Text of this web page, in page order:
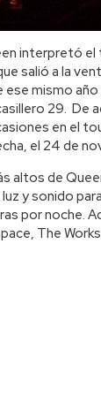
interpretó el
salió a la
mismo
29. De
en el
el 24 de
altos de
y sonido
por noche.
The